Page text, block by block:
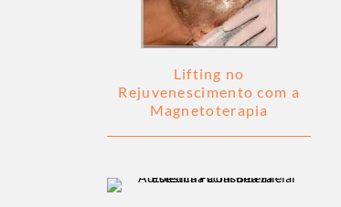
Lifting no
Rejuvenescimento com a
Magnetoterapia